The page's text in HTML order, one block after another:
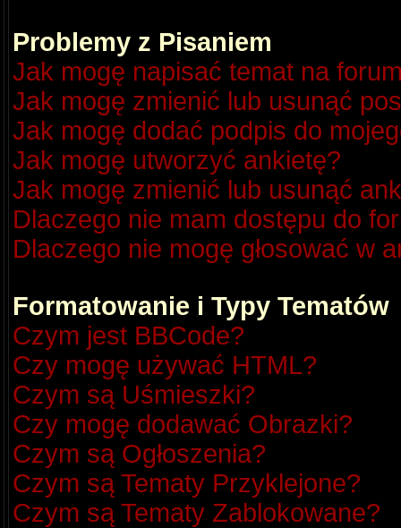
Problemy z Pisaniem
Jak mogę napisać temat na
Jak mogę zmienić lub usunąć
Jak mogę dodać podpis do
Jak mogę utworzyć ankietę?
Jak mogę zmienić lub usunąć
Dlaczego nie mam dostępu do
Dlaczego nie mogę głosować w
Formatowanie i Typy Tematów
Czym jest BBCode?
Czy mogę używać HTML?
Czym są Uśmieszki?
Czy mogę dodawać Obrazki?
Czym są Ogłoszenia?
Czym są Tematy Przyklejone?
Czym są Tematy Zablokowane?